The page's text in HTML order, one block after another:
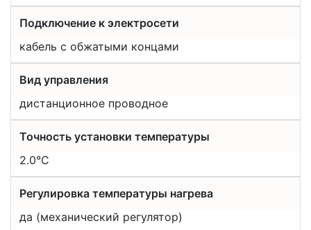
Подключение к электросети
кабель с обжатыми концами
Вид управления
дистанционное проводное
Точность установки температуры
2.0°С
Регулировка температуры нагрева
да (механический регулятор)